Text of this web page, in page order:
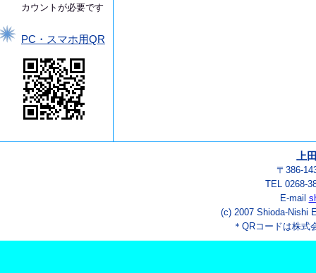
カウントが必要です
PC・スマホ用QR
上
〒386-
TEL 0268-
E-mail
(c) 2007 Shioda-Nishi
＊QRコードは株式